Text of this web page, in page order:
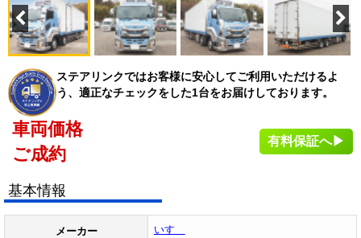
ステアリンクではお客様に安心してご利用いただけるよ
う、適正なチェックをした1台をお届けしております。
車両価格
ご成約
有料保証へ▶
基本情報
メーカー いすゞ